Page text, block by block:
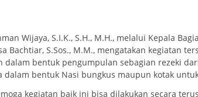
Wijaya, S.I.K., S.H., M.H., melalui Kepala
Bachtiar, S.Sos., M.M., mengatakan kegiatan
dalam bentuk pengumpulan sebagian rezeki
bentuk Nasi bungkus maupun kotak
kegiatan baik ini bisa dilakukan secara